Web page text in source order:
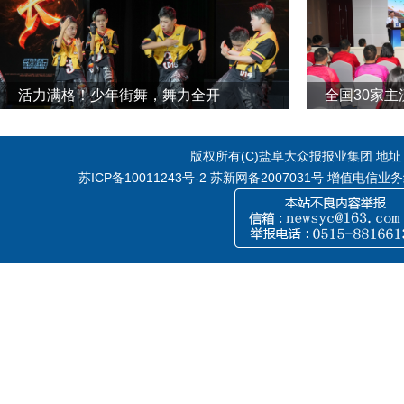
活力满格！少年街舞，舞力全开 全国30家主
版权所有(C)盐阜大众报报业集团 地
苏ICP备10011243号-2 苏新网备2007031号 增值电信业